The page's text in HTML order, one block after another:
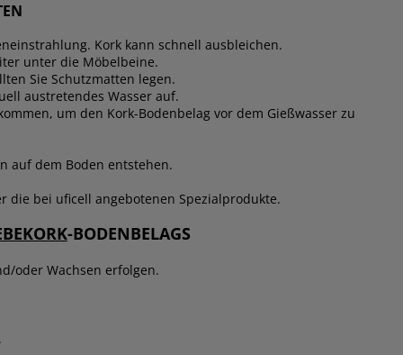
Kork kann schnell ausbleichen.
unter die Möbelbeine.
Sie Schutzmatten legen.
austretendes Wasser auf.
um den Kork-Bodenbelag vor dem Gießwasser zu
auf dem Boden entstehen.
die bei uficell angebotenen Spezialprodukte.
-BODENBELAGS
oder Wachsen erfolgen.